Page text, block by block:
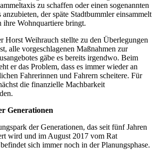
zu schaffen oder einen sogenannten
der späte Stadtbummler einsammelt
ihre Wohnquartiere bringt.
Horst Weihrauch stellte zu den Überlegungen
alle vorgeschlagenen Maßnahmen zur
gäbe es bereits irgendwo. Beim
er das Problem, dass es immer wieder an
Fahrerinnen und Fahrern scheitere. Für
die finanzielle Machbarkeit
Generationen
der Generationen, das seit fünf Jahren
wird und im August 2017 vom Rat
sich immer noch in der Planungsphase.